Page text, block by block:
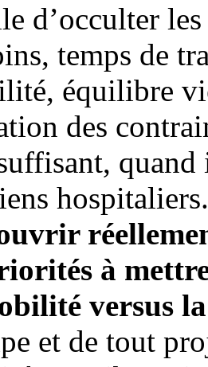
d’occulter
temps de
équilibre
des
quand
à
versus
et de tout